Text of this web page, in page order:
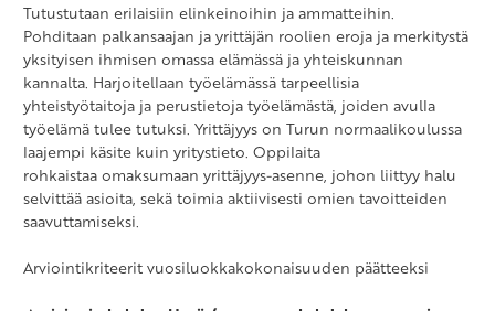
Tutustutaan erilaisiin elinkeinoihin ja ammatteihin.
Pohditaan palkansaajan ja yrittäjän roolien eroja ja merkitystä
yksityisen ihmisen omassa elämässä ja yhteiskunnan
kannalta. Harjoitellaan työelämässä tarpeellisia
yhteistyötaitoja ja perustietoja työelämästä, joiden avulla
työelämä tulee tutuksi. Yrittäjyys on Turun normaalikoulussa
laajempi käsite kuin yritystieto. Oppilaita
rohkaistaa omaksumaan yrittäjyys-asenne, johon liittyy halu
selvittää asioita, sekä toimia aktiivisesti omien tavoitteiden
saavuttamiseksi.
Arviointikriteerit vuosiluokkakokonaisuuden päätteeksi